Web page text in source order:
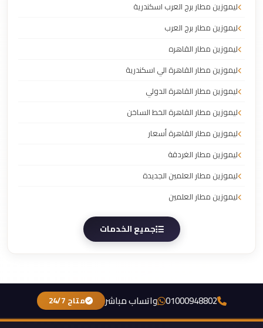
ليموزين مطار برج العرب اسكندرية
ليموزين مطار برج العرب
ليموزين مطار القاهره
ليموزين مطار القاهرة الي اسكندرية
ليموزين مطار القاهرة الدولي
ليموزين مطار القاهرة الخط الساخن
ليموزين مطار القاهرة أسعار
ليموزين مطار الغردقة
ليموزين مطار العلمين الجديدة
ليموزين مطار العلمين
جميع الخدمات
01000948802 واتساب مباشر متاح 24/7